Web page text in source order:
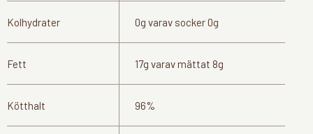
Kolhydrater 0g varav socker 0g
Fett 17g varav mättat 8g
Kötthalt 96%